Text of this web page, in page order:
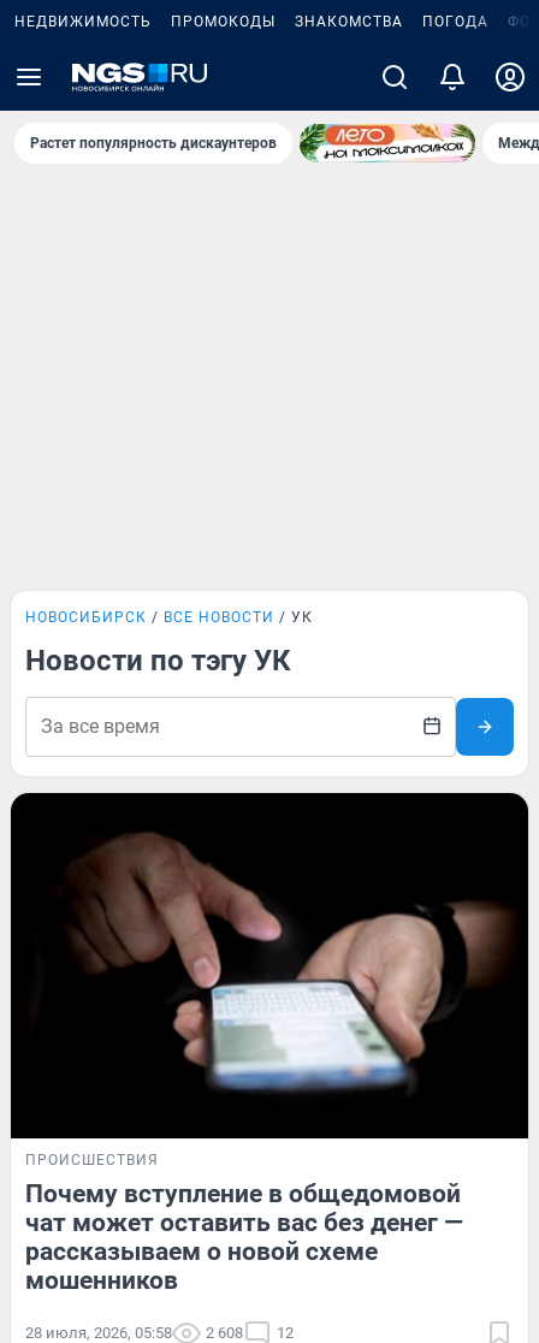
НЕДВИЖИМОСТЬ ПРОМОКОДЫ ЗНАКОМСТВА ПОГОДА
Растет популярность дискаунтеров
НОВОСИБИРСК ВСЕ НОВОСТИ УК
Новости по тэгу УК
ПРОИСШЕСТВИЯ
Почему вступление в общедомовой
чат может оставить вас без денег —
рассказываем о новой схеме
мошенников
28 июля, 2026, 05:58 2 608 12